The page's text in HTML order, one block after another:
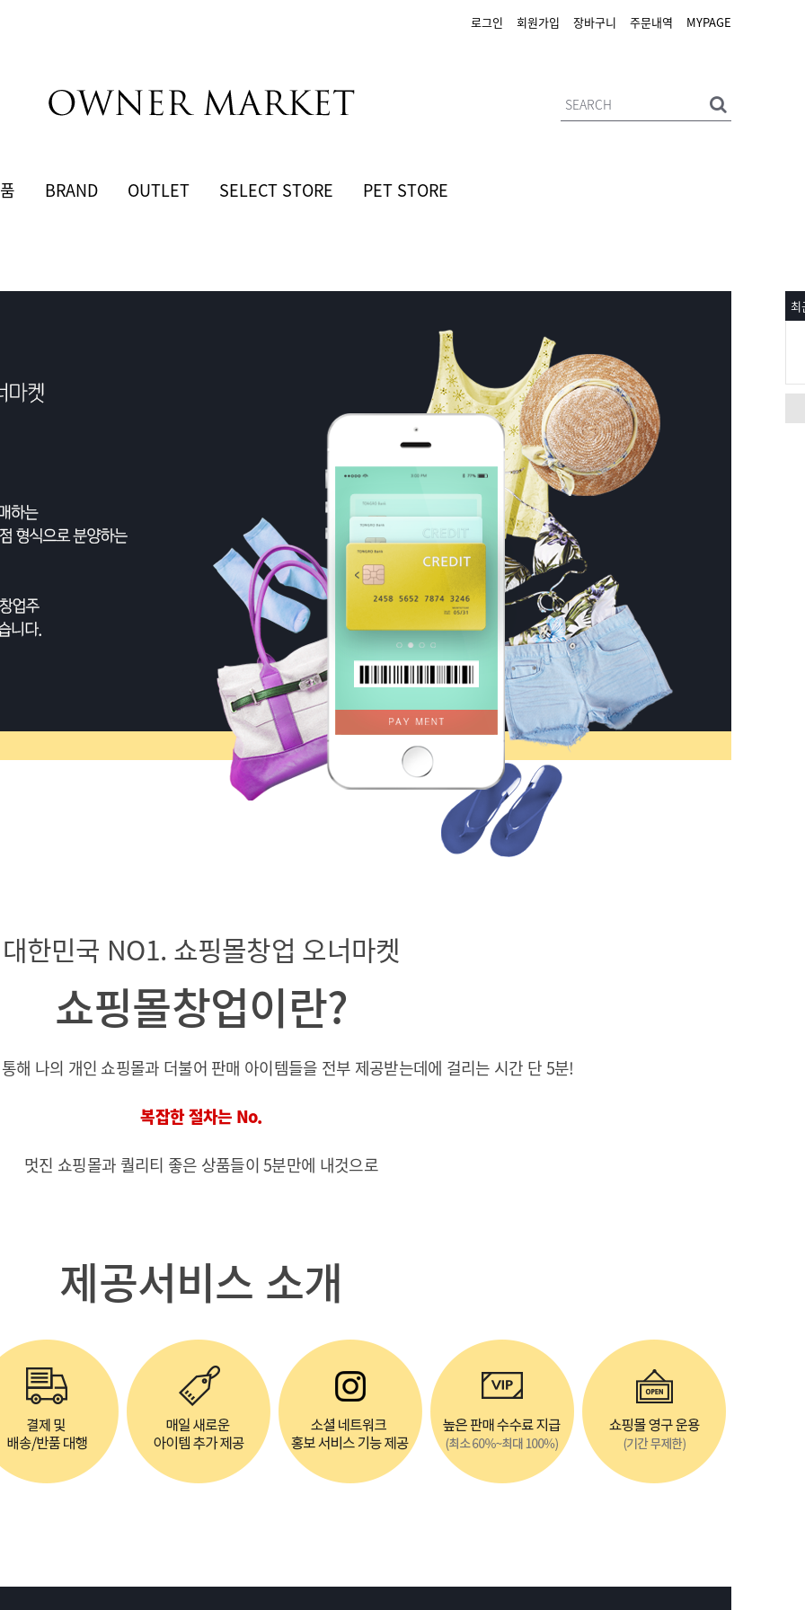
로그인 회원가입 장바구니 주문내역 MYPAGE
BRAND OUTLET SELECT STORE PET STORE
최
대한민국 NO1. 쇼핑몰창업 오너마켓
쇼핑몰창업이란?
해 나의 개인 쇼핑몰과 더불어 판매 아이템들을 전부 제공받는데에 걸리는 시간 단 5분!
복잡한 절차는 No.
멋진 쇼핑몰과 퀄리티 좋은 상품들이 5분만에 내것으로
제공서비스 소개